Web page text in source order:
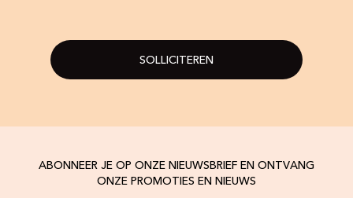
SOLLICITEREN
ABONNEER JE OP ONZE NIEUWSBRIEF EN ONTVANG
ONZE PROMOTIES EN NIEUWS